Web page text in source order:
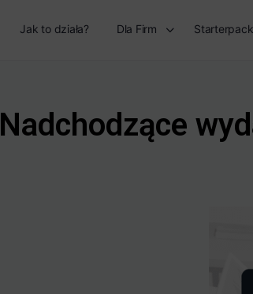
Jak to działa? Dla Firm Starterpack
Nadchodzące